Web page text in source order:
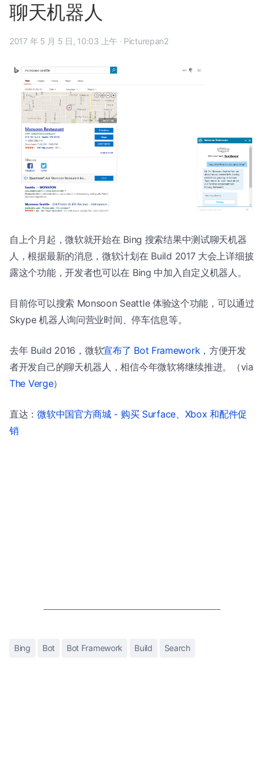
聊天机器人
2017 年 5 月 5 日, 10:03 上午 · Picturepan2
自上个月起，微软就开始在 Bing 搜索结果中测试聊天机器
人，根据最新的消息，微软计划在 Build 2017 大会上详细披
露这个功能，开发者也可以在 Bing 中加入自定义机器人。
目前你可以搜索 Monsoon Seattle 体验这个功能，可以通过
Skype 机器人询问营业时间、停车信息等。
去年 Build 2016，微软宣布了 Bot Framework，方便开发
者开发自己的聊天机器人，相信今年微软将继续推进。（via
The Verge）
直达：微软中国官方商城 - 购买 Surface、Xbox 和配件促
销
Bing Bot Bot Framework Build Search